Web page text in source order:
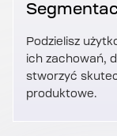
Podzielisz
ich zachowań,
stworzyć
produktowe.